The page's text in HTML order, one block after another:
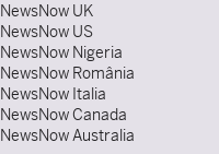
NewsNow UK
NewsNow US
NewsNow Nigeria
NewsNow România
NewsNow Italia
NewsNow Canada
NewsNow Australia